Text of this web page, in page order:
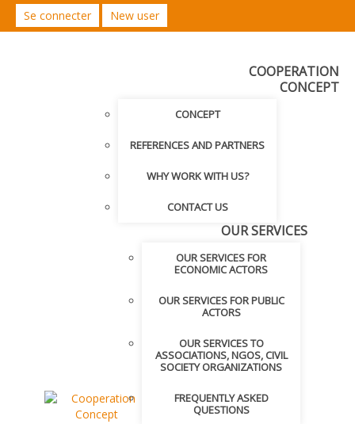
Se connecter New user
COOPERATION
CONCEPT
CONCEPT
REFERENCES AND PARTNERS
WHY WORK WITH US?
CONTACT US
OUR SERVICES
OUR SERVICES FOR
ECONOMIC ACTORS
OUR SERVICES FOR PUBLIC
ACTORS
OUR SERVICES TO
ASSOCIATIONS, NGOS, CIVIL
SOCIETY ORGANIZATIONS
FREQUENTLY ASKED
QUESTIONS